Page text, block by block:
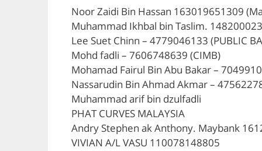
Noor Zaidi Bin Hassan 163019651309
Muhammad Ikhbal bin Taslim.
Lee Suet Chinn – 4779046133 (PUBLIC
Mohd fadli – 7606748639 (CIMB)
Mohamad Fairul Bin Abu Bakar –
Nassarudin Bin Ahmad Akmar –
Muhammad arif bin dzulfadli
PHAT CURVES MALAYSIA
Andry Stephen ak Anthony. Maybank
VIVIAN A/L VASU 110078148805